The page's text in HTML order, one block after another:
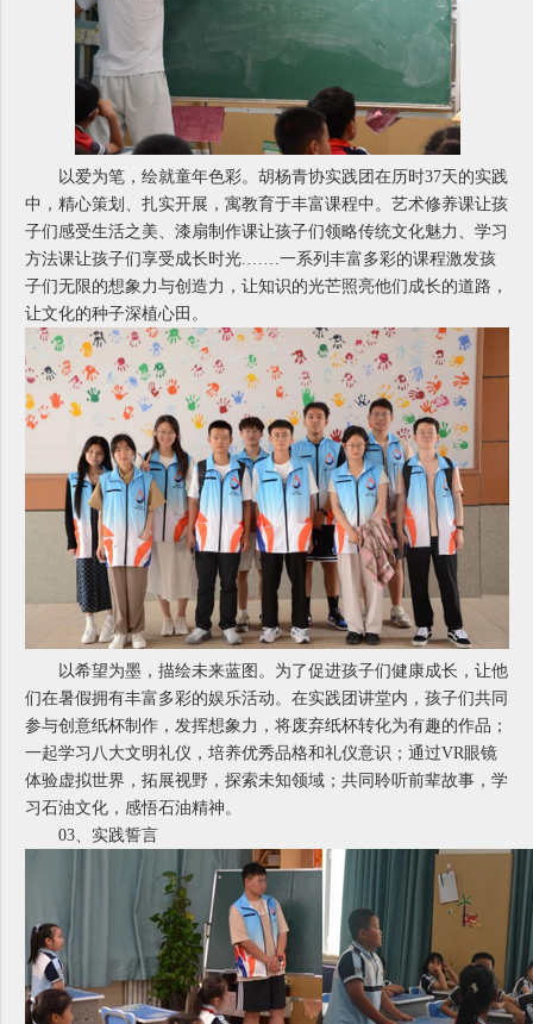
以爱为笔，绘就童年色彩。胡杨青协实践团在历时37天的实践
中，精心策划、扎实开展，寓教育于丰富课程中。艺术修养课让孩
子们感受生活之美、漆扇制作课让孩子们领略传统文化魅力、学习
方法课让孩子们享受成长时光.……一系列丰富多彩的课程激发孩
子们无限的想象力与创造力，让知识的光芒照亮他们成长的道路，
让文化的种子深植心田。
以希望为墨，描绘未来蓝图。为了促进孩子们健康成长，让他
们在暑假拥有丰富多彩的娱乐活动。在实践团讲堂内，孩子们共同
参与创意纸杯制作，发挥想象力，将废弃纸杯转化为有趣的作品；
一起学习八大文明礼仪，培养优秀品格和礼仪意识；通过VR眼镜
体验虚拟世界，拓展视野，探索未知领域；共同聆听前辈故事，学
习石油文化，感悟石油精神。
03、 实践誓言